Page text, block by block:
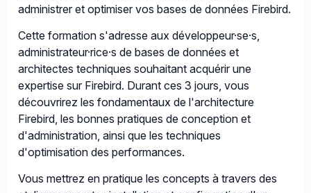
administrer et optimiser vos bases de données Firebird.
Cette formation s'adresse aux développeur·se·s,
administrateur·rice·s de bases de données et
architectes techniques souhaitant acquérir une
expertise sur Firebird. Durant ces 3 jours, vous
découvrirez les fondamentaux de l'architecture
Firebird, les bonnes pratiques de conception et
d'administration, ainsi que les techniques
d'optimisation des performances.
Vous mettrez en pratique les concepts à travers des